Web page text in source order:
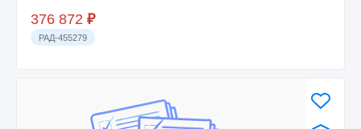
376 872 ₽
РАД-455279